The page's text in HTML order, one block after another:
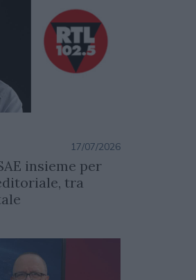
17/07/2026
insieme per
tra